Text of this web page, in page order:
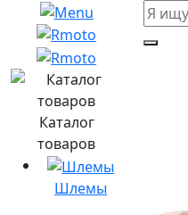
Каталог
товаров
Шлемы